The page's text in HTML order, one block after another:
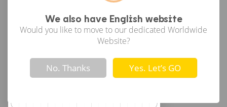
We also have English website
Would you like to move to our dedicated Worldwide
Website?
! Not valid!
No. Thanks Yes. Let’s GO
or
รหัสผ่าน